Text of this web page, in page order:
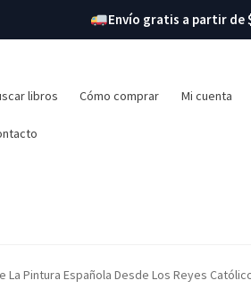
Envío gratis a partir de
libros Cómo comprar Mi cuenta
La Pintura Española Desde Los Reyes